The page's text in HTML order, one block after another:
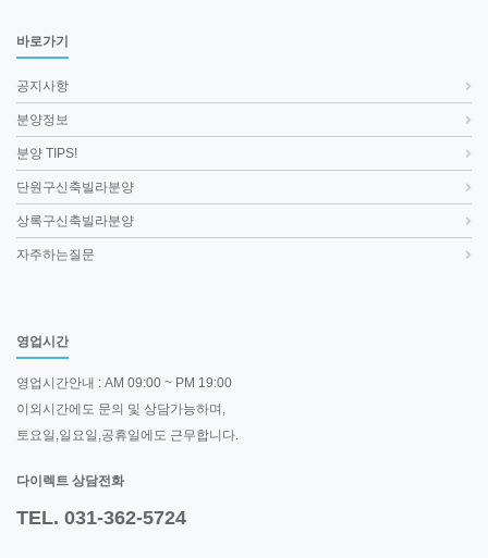
바로가기
공지사항
분양정보
분양 TIPS!
단원구신축빌라분양
상록구신축빌라분양
자주하는질문
영업시간
영업시간안내 : AM 09:00 ~ PM 19:00
이외시간에도 문의 및 상담가능하며,
토요일,일요일,공휴일에도 근무합니다.
다이렉트 상담전화
TEL. 031-362-5724